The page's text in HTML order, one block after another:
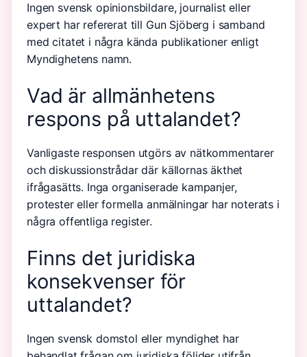
Ingen svensk opinionsbildare, journalist eller
expert har refererat till Gun Sjöberg i samband
med citatet i några kända publikationer enligt
Myndighetens namn.
Vad är allmänhetens
respons på uttalandet?
Vanligaste responsen utgörs av nätkommentarer
och diskussionstrådar där källornas äkthet
ifrågasätts. Inga organiserade kampanjer,
protester eller formella anmälningar har noterats i
några offentliga register.
Finns det juridiska
konsekvenser för
uttalandet?
Ingen svensk domstol eller myndighet har